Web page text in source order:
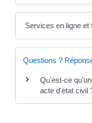
Services en ligne et
Questions ?
Qu'est-ce
acte d'état civil